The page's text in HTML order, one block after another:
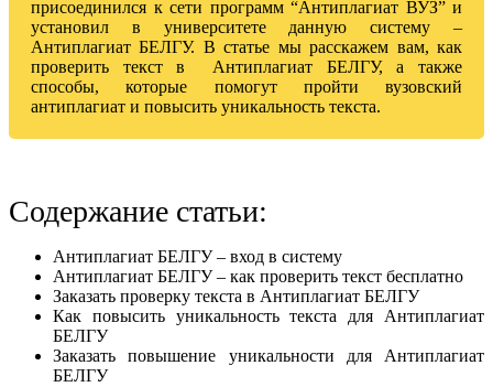
присоединился к сети программ “Антиплагиат ВУЗ” и
установил в университете данную систему –
Антиплагиат БЕЛГУ. В статье мы расскажем вам, как
проверить текст в Антиплагиат БЕЛГУ, а также
способы, которые помогут пройти вузовский
антиплагиат и повысить уникальность текста.
Содержание статьи:
Антиплагиат БЕЛГУ – вход в систему
Антиплагиат БЕЛГУ – как проверить текст бесплатно
Заказать проверку текста в Антиплагиат БЕЛГУ
Как повысить уникальность текста для Антиплагиат
БЕЛГУ
Заказать повышение уникальности для Антиплагиат
БЕЛГУ